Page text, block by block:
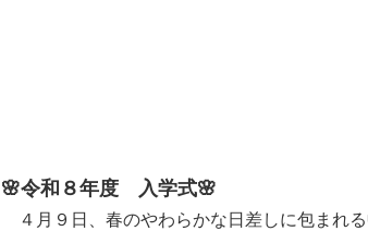
🌸令和８年度 入学式🌸
４月９日、春のやわらかな日差しに包まれ